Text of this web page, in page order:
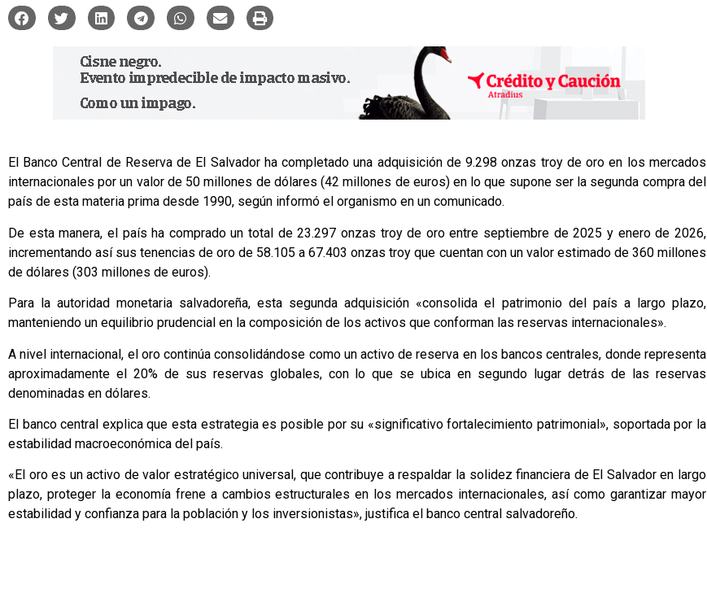
El Banco Central de Reserva de El Salvador ha completado una adquisición de 9.298 onzas troy de oro en los mercados
internacionales por un valor de 50 millones de dólares (42 millones de euros) en lo que supone ser la segunda compra del
país de esta materia prima desde 1990, según informó el organismo en un comunicado.
De esta manera, el país ha comprado un total de 23.297 onzas troy de oro entre septiembre de 2025 y enero de 2026,
incrementando así sus tenencias de oro de 58.105 a 67.403 onzas troy que cuentan con un valor estimado de 360 millones
de dólares (303 millones de euros).
Para la autoridad monetaria salvadoreña, esta segunda adquisición «consolida el patrimonio del país a largo plazo,
manteniendo un equilibrio prudencial en la composición de los activos que conforman las reservas internacionales».
A nivel internacional, el oro continúa consolidándose como un activo de reserva en los bancos centrales, donde representa
aproximadamente el 20% de sus reservas globales, con lo que se ubica en segundo lugar detrás de las reservas
denominadas en dólares.
El banco central explica que esta estrategia es posible por su «significativo fortalecimiento patrimonial», soportada por la
estabilidad macroeconómica del país.
«El oro es un activo de valor estratégico universal, que contribuye a respaldar la solidez financiera de El Salvador en largo
plazo, proteger la economía frene a cambios estructurales en los mercados internacionales, así como garantizar mayor
estabilidad y confianza para la población y los inversionistas», justifica el banco central salvadoreño.